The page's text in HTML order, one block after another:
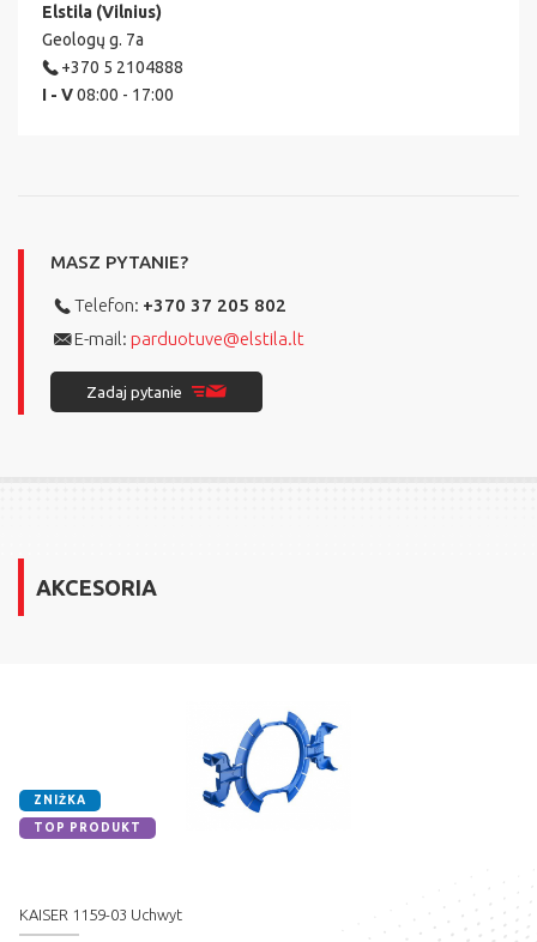
Elstila (Vilnius)
Geologų g. 7a
+370 5 2104888
I - V08:00 - 17:00
MASZ PYTANIE?
Telefon: +370 37 205 802
E-mail: parduotuve@elstila.lt
Zadaj pytanie
AKCESORIA
ZNIŻKA
TOP PRODUKT
KAISER 1159-03 Uchwyt